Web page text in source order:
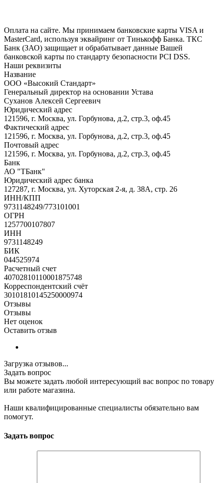
Оплата на сайте. Мы принимаем банковские карты VISA и
MasterCard, используя эквайринг от Тинькофф Банка. ТКС
Банк (ЗАО) защищает и обрабатывает данные Вашей
банковской карты по стандарту безопасности PCI DSS.
Наши реквизиты
Название
ООО «Высокий Стандарт»
Генеральный директор на основании Устава
Суханов Алексей Сергеевич
Юридический адрес
121596, г. Москва, ул. Горбунова, д.2, стр.3, оф.45
Фактический адрес
121596, г. Москва, ул. Горбунова, д.2, стр.3, оф.45
Почтовый адрес
121596, г. Москва, ул. Горбунова, д.2, стр.3, оф.45
Банк
АО "ТБанк"
Юридический адрес банка
127287, г. Москва, ул. Хуторская 2-я, д. 38А, стр. 26
ИНН/КПП
9731148249/773101001
ОГРН
1257700107807
ИНН
9731148249
БИК
044525974
Расчетный счет
40702810110001875748
Корреспондентский счёт
30101810145250000974
Отзывы
Отзывы
Нет оценок
Оставить отзыв
Загрузка отзывов...
Задать вопрос
Вы можете задать любой интересующий вас вопрос по товару
или работе магазина.
Наши квалифицированные специалисты обязательно вам
помогут.
Задать вопрос